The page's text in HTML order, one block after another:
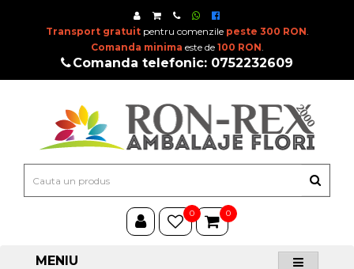
Transport gratuitpentru comenzile peste 300 RON.
Comanda minima este de 100 RON.
Comanda telefonic: 0752232609
0 0
MENIU